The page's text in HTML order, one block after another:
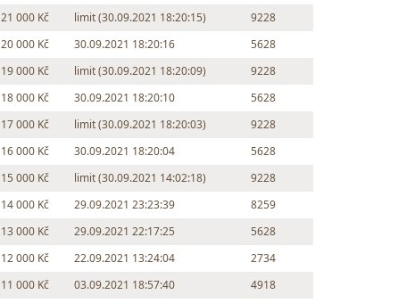
21 000 Kč
limit (30.09.2021 18:20:15)
9228
20 000 Kč
30.09.2021 18:20:16
5628
19 000 Kč
limit (30.09.2021 18:20:09)
9228
18 000 Kč
30.09.2021 18:20:10
5628
17 000 Kč
limit (30.09.2021 18:20:03)
9228
16 000 Kč
30.09.2021 18:20:04
5628
15 000 Kč
limit (30.09.2021 14:02:18)
9228
14 000 Kč
29.09.2021 23:23:39
8259
13 000 Kč
29.09.2021 22:17:25
5628
12 000 Kč
22.09.2021 13:24:04
2734
11 000 Kč
03.09.2021 18:57:40
4918